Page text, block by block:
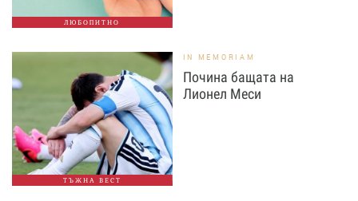
ЛЮБОПИТНО
ТЪЖНА ВЕСТ
IN MEMORIAM
Почина бащата на
Лионел Меси